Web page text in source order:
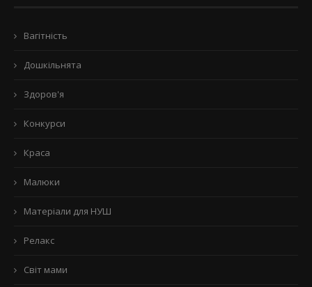
Вагітність
Дошкільнята
Здоров'я
Конкурси
Краса
Малюки
Матеріали для НУШ
Релакс
Світ мами